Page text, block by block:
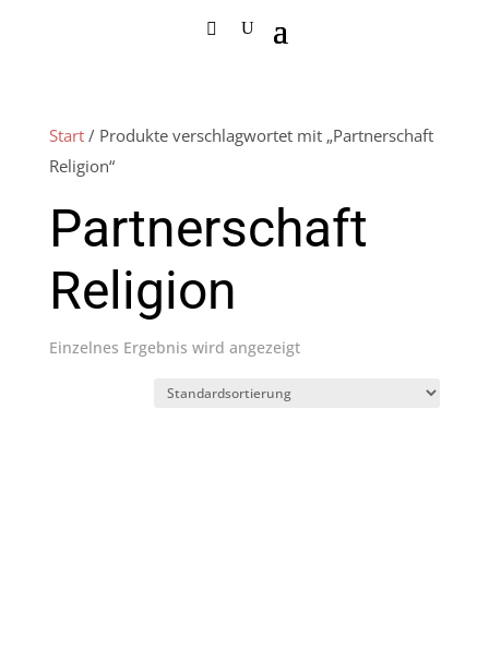
Start/ Produkte verschlagwortet mit „Partnerschaft
Religion“
Partnerschaft
Religion
Einzelnes Ergebnis wird angezeigt